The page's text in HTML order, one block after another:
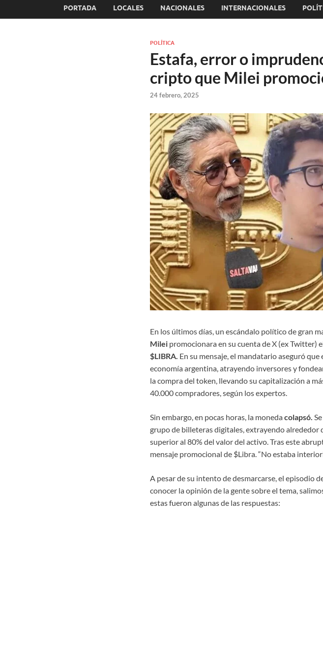
PORTADA LOCALES NACIONALES INTERNACIONALES
POLÍTICA
Estafa, error o
cripto que Milei
24 febrero, 2025
En los últimos días, un escándalo político de gran
Mileipromocionara en su cuenta de X (ex Twitter)
$LIBRA. En su mensaje, el mandatario aseguró
economía argentina, atrayendo inversores y
la compra del token, llevando su capitalización a
40.000 compradores, según los expertos.
Sin embargo, en pocas horas, la monedacolapsó.
grupo de billeteras digitales, extrayendo alrededor
superior al 80% del valor del activo. Tras este
mensaje promocional de $Libra. “No estaba
A pesar de su intento de desmarcarse, el episodio
conocer la opinión de la gente sobre el tema,
estas fueron algunas de las respuestas: